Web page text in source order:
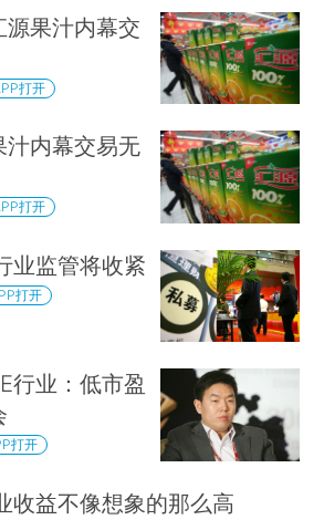
果汁内幕交
打开
汁内幕交易无
打开
业监管将收紧
打开
行业：低市盈
打开
收益不像想象的那么高